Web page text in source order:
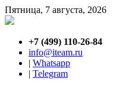
Пятница, 7 августа, 2026
+7 (499) 110-26-84
info@iteam.ru
| Whatsapp
| Telegram